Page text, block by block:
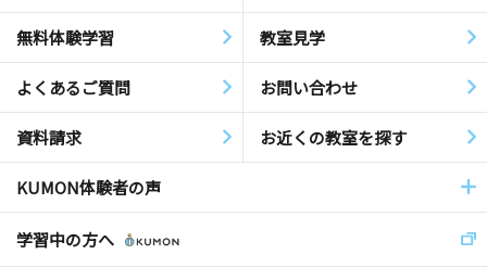
無料体験学習 教室見学
よくあるご質問 お問い合わせ
資料請求 お近くの教室を探す
KUMON体験者の声
学習中の方へ